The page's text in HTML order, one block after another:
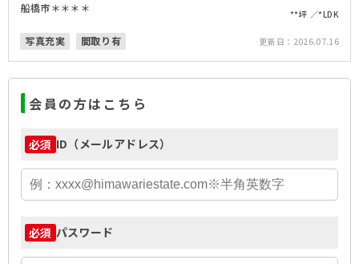
船橋市＊＊＊＊ **坪 *LDK
写真充実 間取り有 更新日： 2026.07.16
会員の方はこちら
必須 ID（メールアドレス）
必須 パスワード